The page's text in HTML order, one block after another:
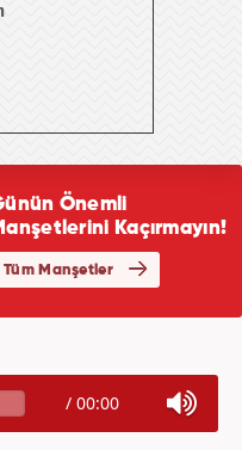
/ 00:00